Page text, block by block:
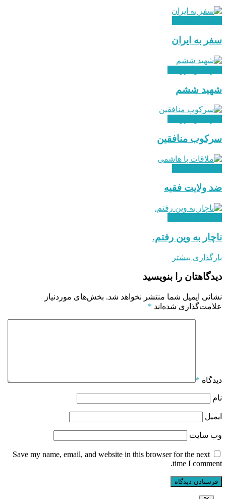
سفر به ایران
شهید ششم
سرکوب منافقین
ضد ولایت فقیه
ناچار به وین رفتم.
بارگذاری بیشتر
دیدگاهتان را بنویسید
نشانی ایمیل شما منتشر نخواهد شد. بخش‌های موردنیاز
علامت‌گذاری شده‌اند *
دیدگاه *
نام
ایمیل
وب‌ سایت
Save my name, email, and website in this browser for the next
time I comment.